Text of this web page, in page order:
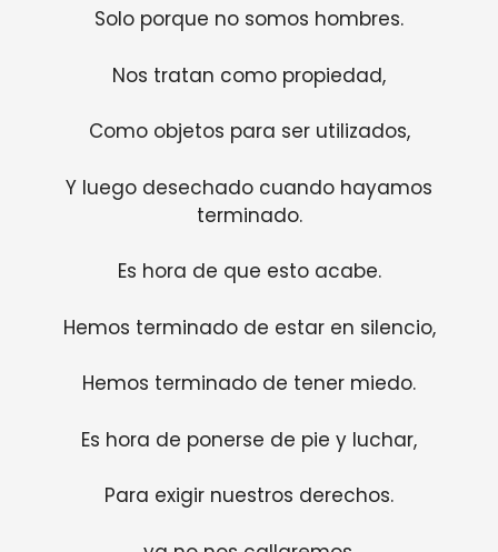
Solo porque no somos hombres.
Nos tratan como propiedad,
Como objetos para ser utilizados,
Y luego desechado cuando hayamos
terminado.
Es hora de que esto acabe.
Hemos terminado de estar en silencio,
Hemos terminado de tener miedo.
Es hora de ponerse de pie y luchar,
Para exigir nuestros derechos.